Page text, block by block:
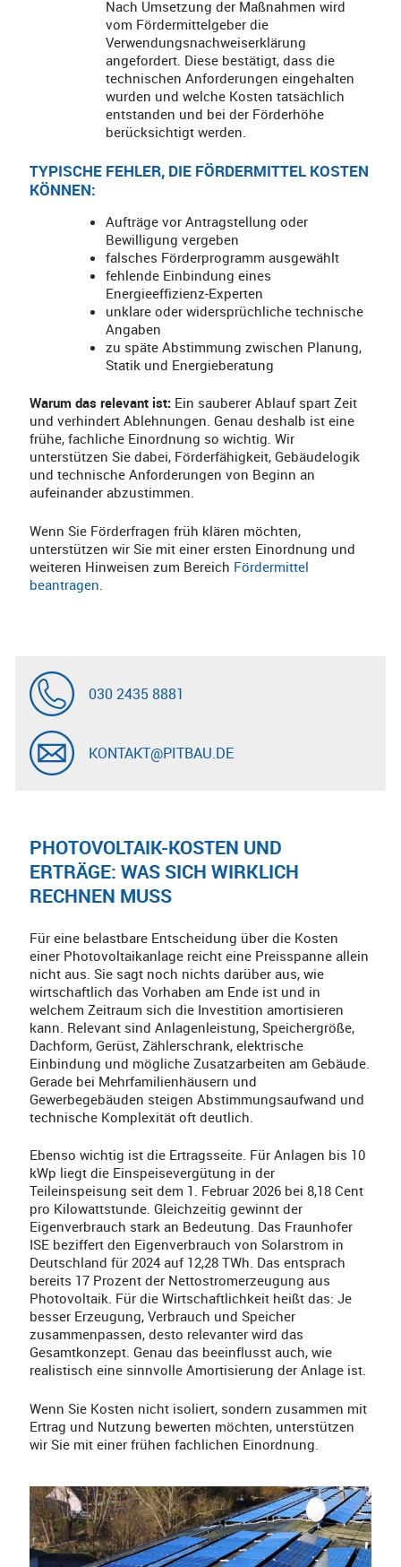
Nach Umsetzung der Maßnahmen wird
vom Fördermittelgeber die
Verwendungsnachweiserklärung
angefordert. Diese bestätigt, dass die
technischen Anforderungen eingehalten
wurden und welche Kosten tatsächlich
entstanden und bei der Förderhöhe
berücksichtigt werden.
TYPISCHE FEHLER, DIE FÖRDERMITTEL KOSTEN
KÖNNEN:
Aufträge vor Antragstellung oder
Bewilligung vergeben
falsches Förderprogramm ausgewählt
fehlende Einbindung eines
Energieeffizienz‑Experten
unklare oder widersprüchliche technische
Angaben
zu späte Abstimmung zwischen Planung,
Statik und Energieberatung
Warum das relevant ist: Ein sauberer Ablauf spart Zeit
und verhindert Ablehnungen. Genau deshalb ist eine
frühe, fachliche Einordnung so wichtig. Wir
unterstützen Sie dabei, Förderfähigkeit, Gebäudelogik
und technische Anforderungen von Beginn an
aufeinander abzustimmen.
Wenn Sie Förderfragen früh klären möchten,
unterstützen wir Sie mit einer ersten Einordnung und
weiteren Hinweisen zum Bereich Fördermittel
beantragen
030 2435 8881
KONTAKT@PITBAU.DE
PHOTOVOLTAIK-KOSTEN UND
ERTRÄGE: WAS SICH WIRKLICH
RECHNEN MUSS
Für eine belastbare Entscheidung über die Kosten
einer Photovoltaikanlage reicht eine Preisspanne allein
nicht aus. Sie sagt noch nichts darüber aus, wie
wirtschaftlich das Vorhaben am Ende ist und in
welchem Zeitraum sich die Investition amortisieren
kann. Relevant sind Anlagenleistung, Speichergröße,
Dachform, Gerüst, Zählerschrank, elektrische
Einbindung und mögliche Zusatzarbeiten am Gebäude.
Gerade bei Mehrfamilienhäusern und
Gewerbegebäuden steigen Abstimmungsaufwand und
technische Komplexität oft deutlich.
Ebenso wichtig ist die Ertragsseite. Für Anlagen bis 10
kWp liegt die Einspeisevergütung in der
Teileinspeisung seit dem 1. Februar 2026 bei 8,18 Cent
pro Kilowattstunde. Gleichzeitig gewinnt der
Eigenverbrauch stark an Bedeutung. Das Fraunhofer
ISE beziffert den Eigenverbrauch von Solarstrom in
Deutschland für 2024 auf 12,28 TWh. Das entsprach
bereits 17 Prozent der Nettostromerzeugung aus
Photovoltaik. Für die Wirtschaftlichkeit heißt das: Je
besser Erzeugung, Verbrauch und Speicher
zusammenpassen, desto relevanter wird das
Gesamtkonzept. Genau das beeinflusst auch, wie
realistisch eine sinnvolle Amortisierung der Anlage ist.
Wenn Sie Kosten nicht isoliert, sondern zusammen mit
Ertrag und Nutzung bewerten möchten, unterstützen
wir Sie mit einer frühen fachlichen Einordnung.